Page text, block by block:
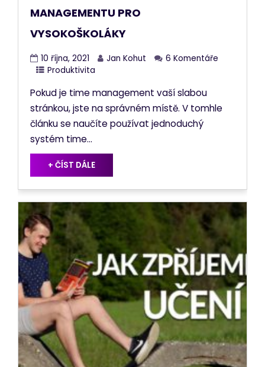
MANAGEMENTU PRO
VYSOKOŠKOLÁKY
10 října, 2021 Jan Kohut
6 Komentáře
Produktivita
Pokud je time management vaší slabou
stránkou, jste na správném místě. V tomhle
článku se naučíte používat jednoduchý
systém time...
+ ČÍST DÁLE